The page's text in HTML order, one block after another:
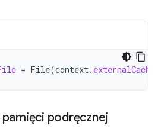
= File(context.
podręcznej